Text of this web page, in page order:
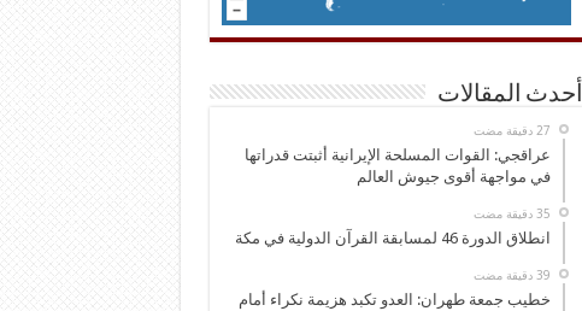
أحدث المقالات
عراقجي: القوات المسلحة الإيرانية أثبتت قدراتها
في مواجهة أقوى جيوش العالم
انطلاق الدورة 46 لمسابقة القرآن الدولية في مكة
خطيب جمعة طهران: العدو تكبد هزيمة نكراء أمام